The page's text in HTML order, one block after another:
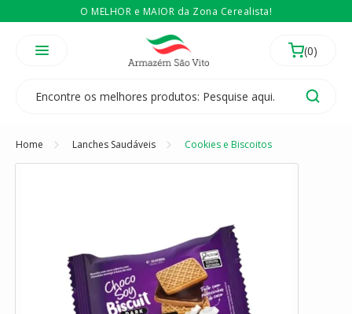
O MELHOR e MAIOR da Zona Cerealista!
Temos 3 lojas físicas na Zona Cerealista de São Paulo!
É revendedor? EntãoCompre no atacado
Home Lanches Saudáveis Cookies e Biscoitos